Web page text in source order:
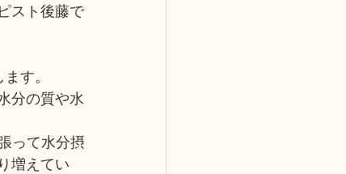
スト後藤で
す。
分の質や水
って水分摂
増えてい